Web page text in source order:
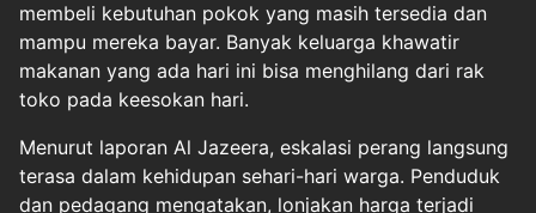
membeli kebutuhan pokok yang masih tersedia dan
mampu mereka bayar. Banyak keluarga khawatir
makanan yang ada hari ini bisa menghilang dari rak
toko pada keesokan hari.
Menurut laporan Al Jazeera, eskalasi perang langsung
terasa dalam kehidupan sehari-hari warga. Penduduk
dan pedagang mengatakan, lonjakan harga terjadi